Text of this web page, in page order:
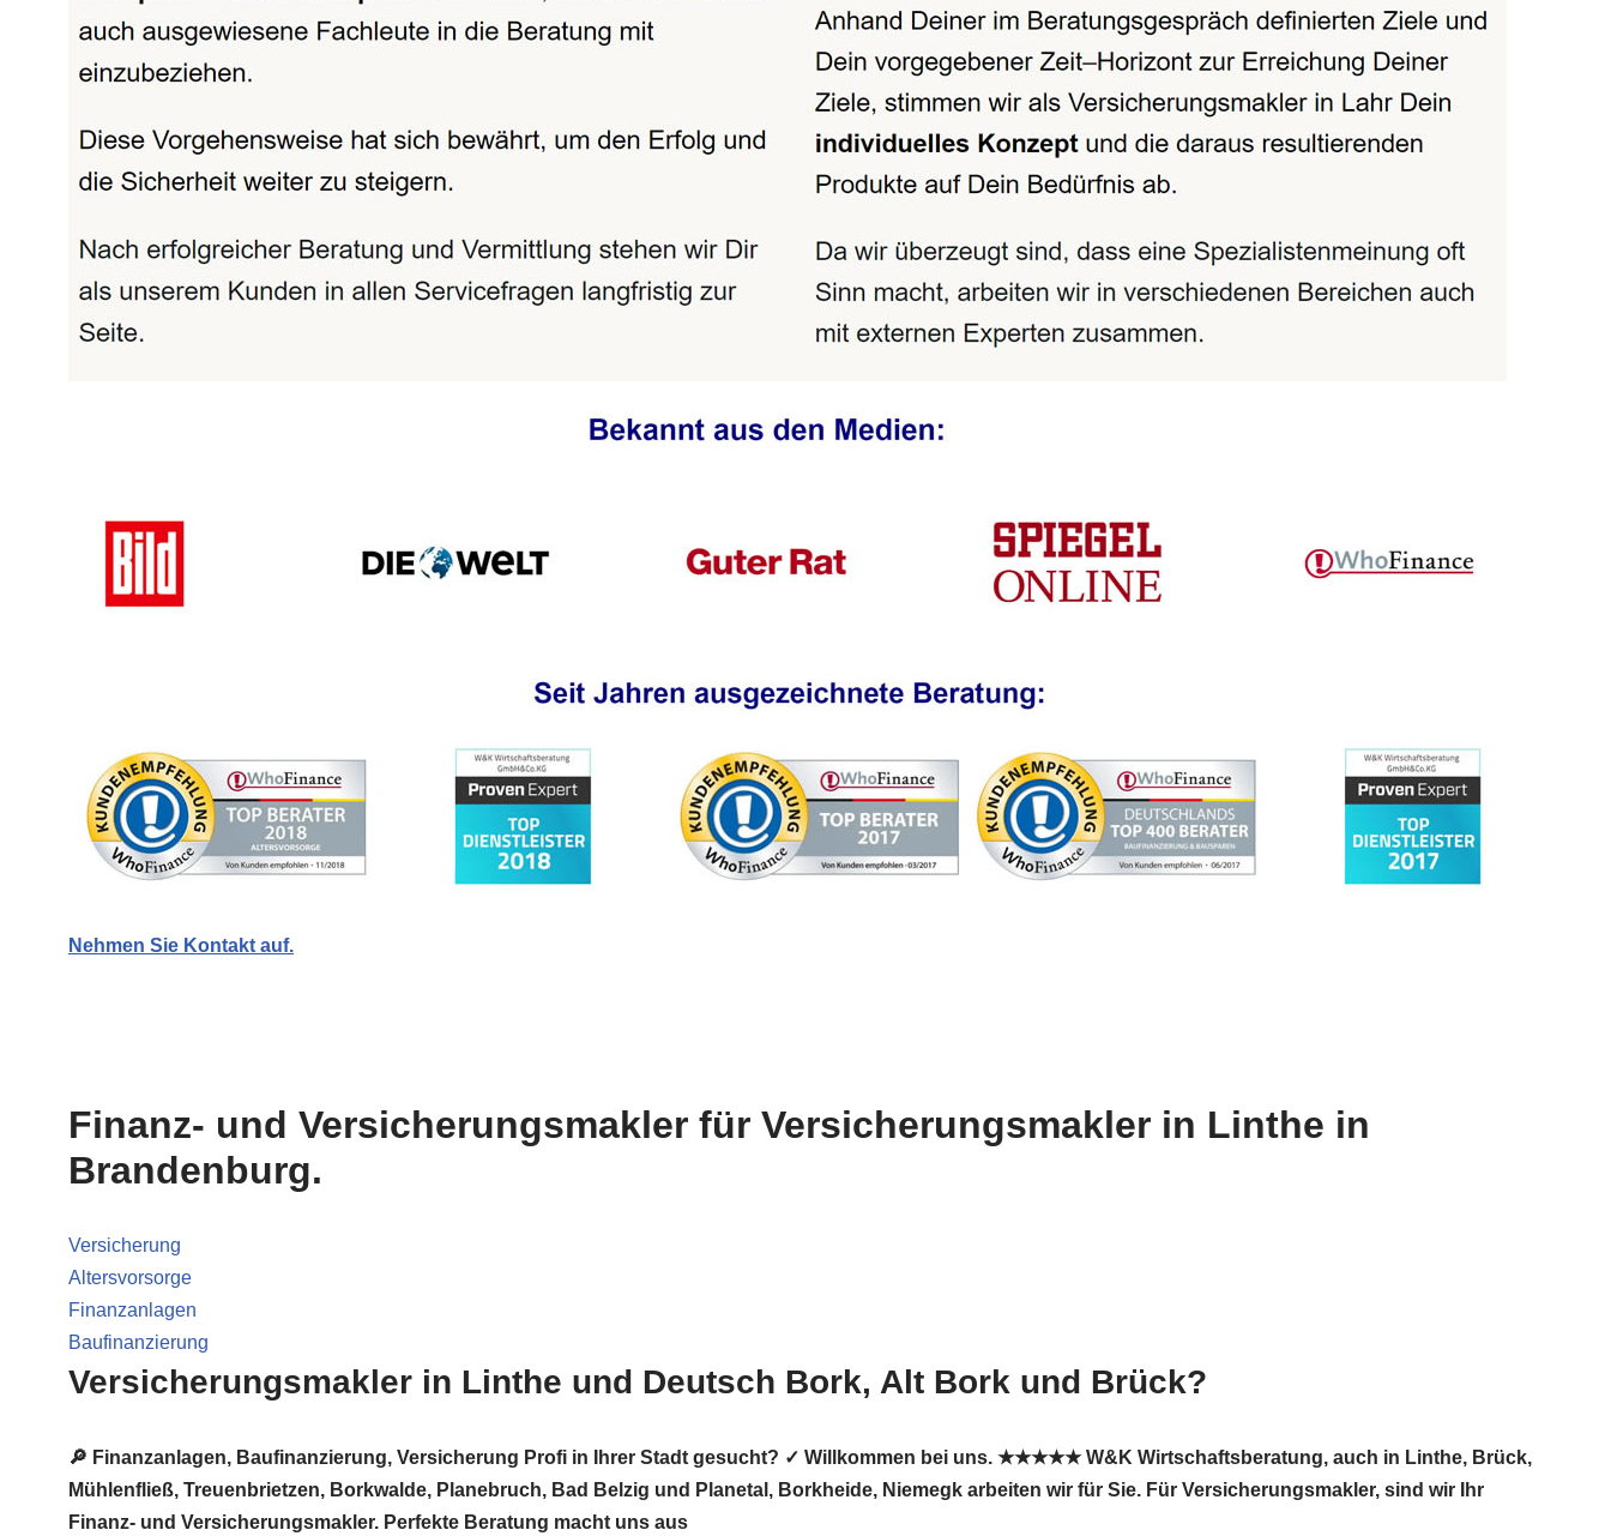
Nehmen Sie Kontakt auf.
Finanz- und Versicherungsmakler für Versicherungsmakler in Linthe in
Brandenburg.
Versicherung
Altersvorsorge
Finanzanlagen
Baufinanzierung
Versicherungsmakler in Linthe und Deutsch Bork, Alt Bork und Brück?
🔎 Finanzanlagen, Baufinanzierung, Versicherung Profi in Ihrer Stadt gesucht? ✓ Willkommen bei uns. ★★★★★ W&K Wirtschaftsberatung, auch in Linthe, Brück,
Mühlenfließ, Treuenbrietzen, Borkwalde, Planebruch, Bad Belzig und Planetal, Borkheide, Niemegk arbeiten wir für Sie. Für Versicherungsmakler, sind wir Ihr
Finanz- und Versicherungsmakler. Perfekte Beratung macht uns aus